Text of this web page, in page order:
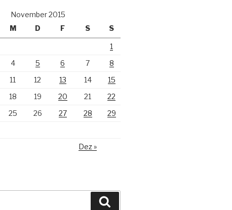
November 2015
M D F S S
1
4 5 6 7
8
11 12 13 14
15
18 19 20 21
22
25 26 27 28
29
Dez »